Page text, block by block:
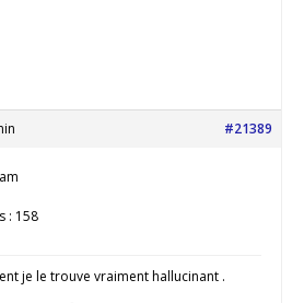
#21389
: 158
je le trouve vraiment hallucinant .